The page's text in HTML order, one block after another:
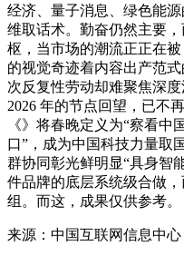
经济、量子消息、绿色能
维取话术。勤奋仍然主要
枢，当市场的潮流正正在
的视觉奇迹着内容出产范
次反复性劳动却难聚焦深
2026 年的节点回望，已不
《》将春晚定义为“察看中
口”，成为中国科技力量取
群协同彰光鲜明显“具身智
件品牌的底层系统级合做
组。而这，成果仅供参考。
来源：中国互联网信息中心